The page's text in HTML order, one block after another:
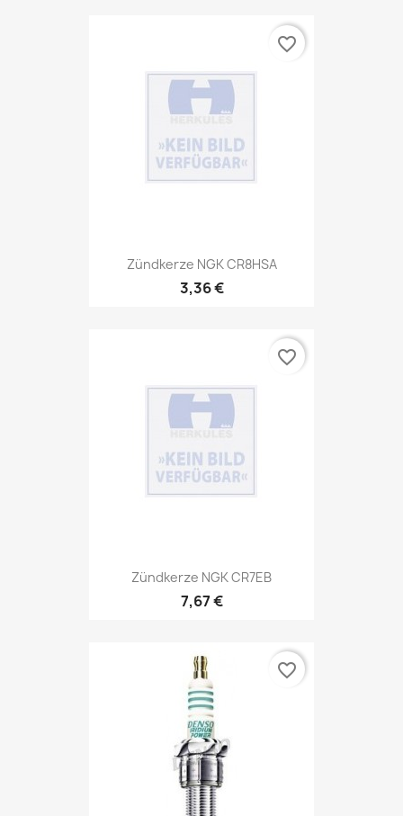
Zündkerze NGK CR8HSA
3,36 €
favorite_border
Zündkerze NGK CR7EB
7,67 €
favorite_border
favorite_border